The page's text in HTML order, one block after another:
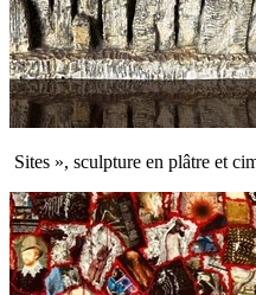
Sites », sculpture en plâtre et